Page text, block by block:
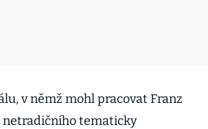
v němž mohl pracovat Franz
netradičního tematicky